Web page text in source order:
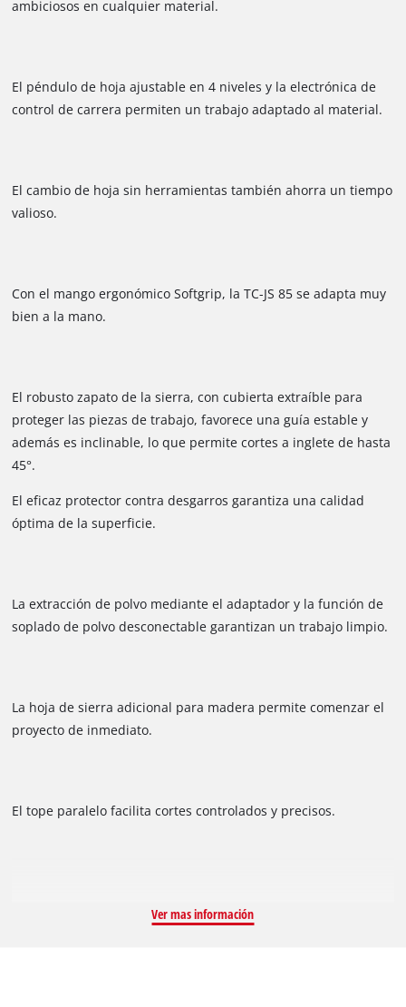
ambiciosos en cualquier material.
El péndulo de hoja ajustable en 4 niveles y la electrónica de
control de carrera permiten un trabajo adaptado al material.
El cambio de hoja sin herramientas también ahorra un tiempo
valioso.
Con el mango ergonómico Softgrip, la TC-JS 85 se adapta muy
bien a la mano.
El robusto zapato de la sierra, con cubierta extraíble para
proteger las piezas de trabajo, favorece una guía estable y
además es inclinable, lo que permite cortes a inglete de hasta
45°.
El eficaz protector contra desgarros garantiza una calidad
óptima de la superficie.
La extracción de polvo mediante el adaptador y la función de
soplado de polvo desconectable garantizan un trabajo limpio.
La hoja de sierra adicional para madera permite comenzar el
proyecto de inmediato.
El tope paralelo facilita cortes controlados y precisos.
Ver mas información